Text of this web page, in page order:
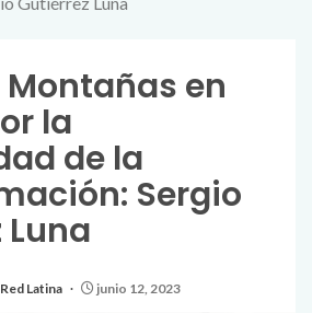
Montañas en
la
de la
Sergio
Latina junio 12, 2023